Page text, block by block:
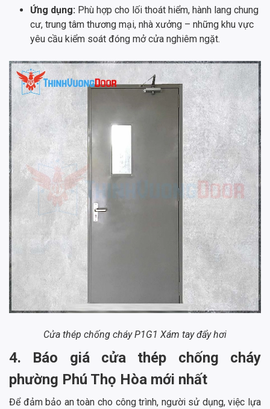
Ứng dụng: Phù hợp cho lối thoát hiểm, hành lang chung
cư, trung tâm thương mại, nhà xưởng – những khu vực
yêu cầu kiểm soát đóng mở cửa nghiêm ngặt.
Cửa thép chống cháy P1G1 Xám tay đẩy hơi
4. Báo giá cửa thép chống cháy
phường Phú Thọ Hòa mới nhất
Để đảm bảo an toàn cho công trình, người sử dụng, việc lựa